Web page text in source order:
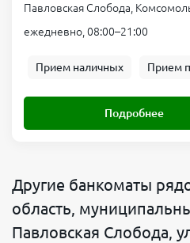
Павловская Слобода,
ежедневно, 08:00–21:00
Прием наличных Прием
Подробнее
Другие банкоматы
область,
Павловская Слобода,